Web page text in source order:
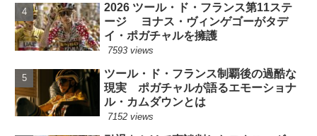
2026 ツール・ド・フランス第11ステ
ージ ヨナス・ヴィンゲゴーがタデ
イ・ポガチャルを擁護
7593 views
ツール・ド・フランス制覇後の過酷な
現実 ポガチャルが語るエモーショナ
ル・カムダウンとは
7152 views